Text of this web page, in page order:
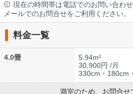
現在の時間帯は電話でのお問い合わ
メールでのお問合せをご利用ください。
料金一覧
4.0畳
5.94m²
30,900円 /月
330cm・180cm
満室のため、お問合せ